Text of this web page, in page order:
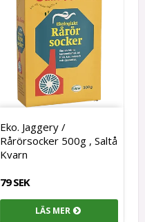
Eko. Jaggery /
Rårörsocker 500g , Saltå
Kvarn
79 SEK
LÄS MER